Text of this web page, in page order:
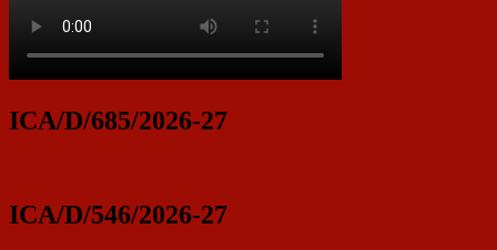
ICA/D/685/2026-27
ICA/D/546/2026-27